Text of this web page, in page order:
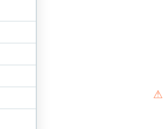
⚠